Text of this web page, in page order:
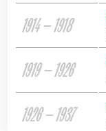
1914 — 1918
1919 — 1926
1926 — 1937